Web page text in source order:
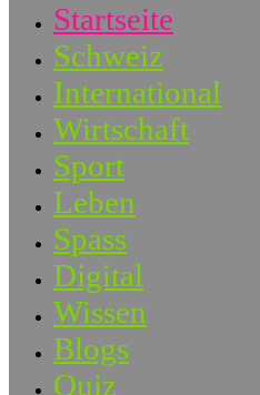
Startseite
Schweiz
International
Wirtschaft
Sport
Leben
Spass
Digital
Wissen
Blogs
Quiz